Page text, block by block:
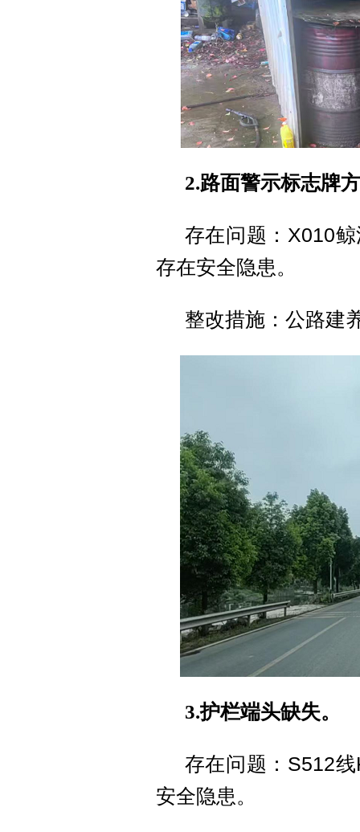
2.路面警示标志牌
存在问题：X010
存在安全隐患。
整改措施：公路建
3.护栏端头缺失。
存在问题：S512
安全隐患。